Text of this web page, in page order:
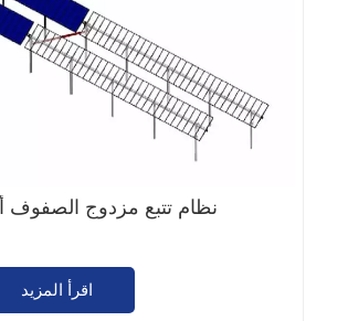
نظام تتبع مزدوج الصفوف
اقرأ المزيد